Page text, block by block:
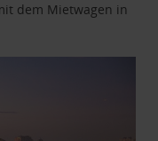
dem Mietwagen in